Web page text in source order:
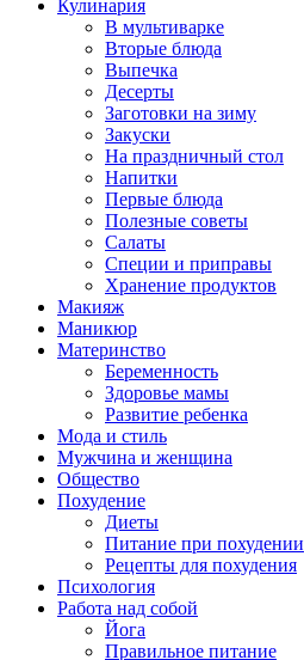
Кулинария
В мультиварке
Вторые блюда
Выпечка
Десерты
Заготовки на зиму
Закуски
На праздничный стол
Напитки
Первые блюда
Полезные советы
Салаты
Специи и приправы
Хранение продуктов
Макияж
Маникюр
Материнство
Беременность
Здоровье мамы
Развитие ребенка
Мода и стиль
Мужчина и женщина
Общество
Похудение
Диеты
Питание при похудении
Рецепты для похудения
Психология
Работа над собой
Йога
Правильное питание